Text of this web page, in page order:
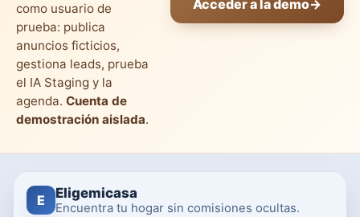
como usuario de
prueba: publica
anuncios ficticios,
gestiona leads, prueba
el IA Staging y la
agenda. Cuenta de
demostración aislada.
Acceder a la demo→
E Eligemicasa
Encuentra tu hogar sin comisiones ocultas.